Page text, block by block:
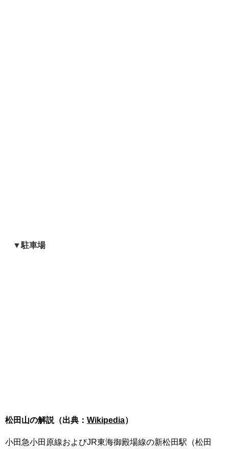
▼駐車場
松田山の解説（出典： Wikipedia）
小田急小田原線およびJR東海御殿場線の新松田駅（松田